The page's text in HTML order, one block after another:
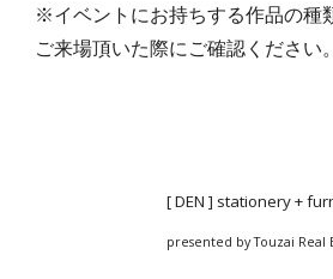
※イベントにお持ちする作品の種
ご来場頂いた際にご確認ください。
[ DEN ] stationery +
presented by Touzai Real